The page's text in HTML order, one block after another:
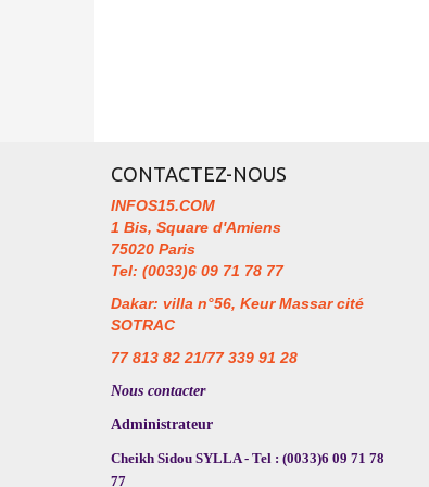
CONTACTEZ-NOUS
INFOS15.COM
1 Bis, Square d'Amiens
75020 Paris
Tel: (0033)6 09 71 78 77
Dakar: villa n°56, Keur Massar cité
SOTRAC
77 813 82 21/77 339 91 28
Nous contacter
Administrateur
Cheikh Sidou SYLLA - Tel : (0033)6 09 71 78
77